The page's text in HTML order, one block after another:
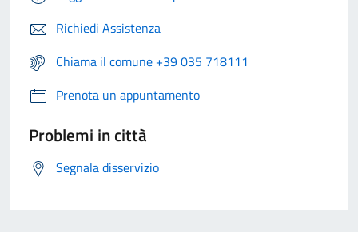
Richiedi Assistenza
Chiama il comune +39 035 718111
Prenota un appuntamento
Problemi in città
Segnala disservizio